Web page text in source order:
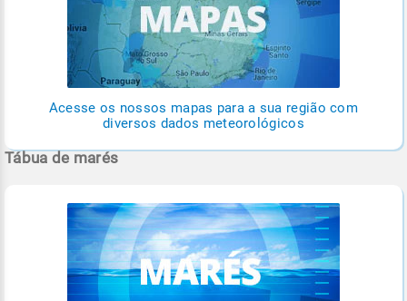
Acesse os nossos mapas para a sua região com
diversos dados meteorológicos
Tábua de marés